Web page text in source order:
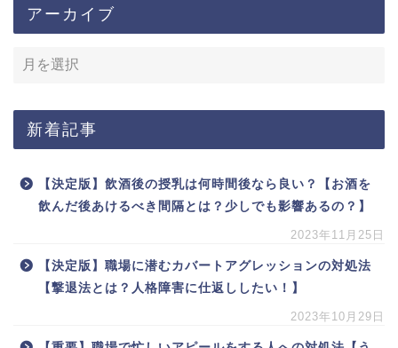
アーカイブ
新着記事
【決定版】飲酒後の授乳は何時間後なら良い？【お酒を
飲んだ後あけるべき間隔とは？少しでも影響あるの？】
2023年11月25日
【決定版】職場に潜むカバートアグレッションの対処法
【撃退法とは？人格障害に仕返ししたい！】
2023年10月29日